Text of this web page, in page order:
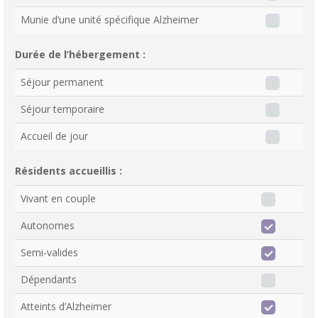
Munie d’une unité spécifique Alzheimer
Durée de l’hébergement :
Séjour permanent
Séjour temporaire
Accueil de jour
Résidents accueillis :
Vivant en couple
Autonomes
Semi-valides
Dépendants
Atteints d’Alzheimer